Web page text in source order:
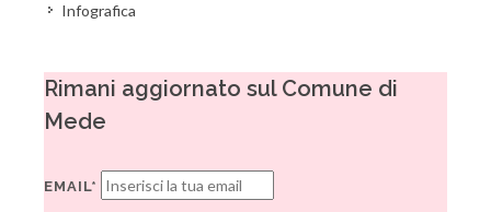
Infografica
Rimani aggiornato sul Comune di
Mede
EMAIL*